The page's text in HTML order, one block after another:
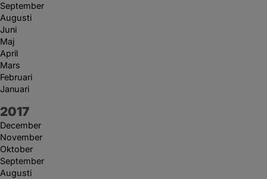
September
Augusti
Juni
Maj
April
Mars
Februari
Januari
År:
2017
December
November
Oktober
September
Augusti